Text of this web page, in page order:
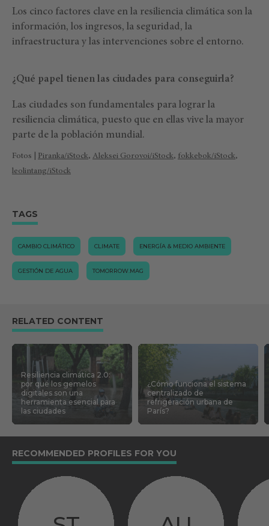
Los cinco factores clave en la resiliencia climática son la
información, los ingresos, la seguridad, la
infraestructura y las intervenciones sobre el entorno.
¿Qué papel tienen las ciudades para conseguirla?
Las ciudades son fundamentales para lograr la
resiliencia climática, puesto que en ellas vive la mayor
parte de la población mundial.
Fotos | Piranka/iStock, Aleksei Gorovoi/iStock, fokkebok/iStock,
leolintang/iStock
TAGS
CAMBIO CLIMÁTICO CLIMATE ENERGÍA & MEDIO AMBIENTE
GESTIÓN DE AGUA TOMORROW.MAG
RELATED CONTENT
Resiliencia climática 2.0:
por qué los gemelos
digitales son una
herramienta esencial para
las ciudades
¿Cómo funciona el sistema
centralizado de
refrigeración urbana de
París?
RECOMMENDED PROFILES FOR YOU